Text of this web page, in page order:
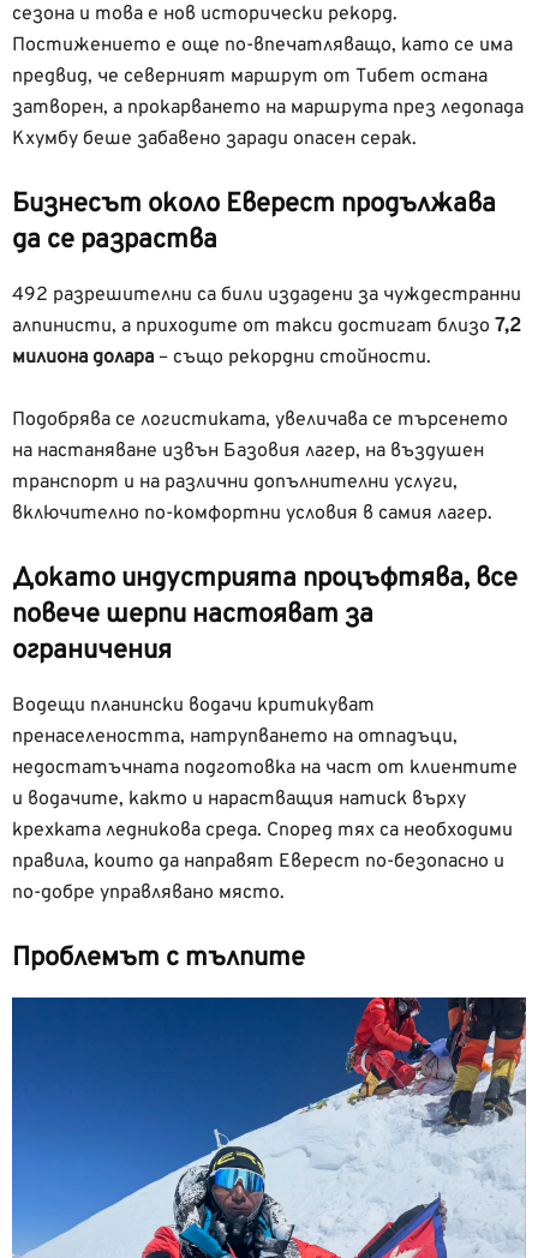
сезона и това е нов исторически рекорд.
Постижението е още по-впечатляващо, като се има
предвид, че северният маршрут от Тибет остана
затворен, а прокарването на маршрута през ледопада
Кхумбу беше забавено заради опасен серак.
Бизнесът около Еверест продължава
да се разраства
492 разрешителни са били издадени за чуждестранни
алпинисти, а приходите от такси достигат близо 7,2
милиона долара – също рекордни стойности.
Подобрява се логистиката, увеличава се търсенето
на настаняване извън Базовия лагер, на въздушен
транспорт и на различни допълнителни услуги,
включително по-комфортни условия в самия лагер.
Докато индустрията процъфтява, все
повече шерпи настояват за
ограничения
Водещи планински водачи критикуват
пренаселеността, натрупването на отпадъци,
недостатъчната подготовка на част от клиентите
и водачите, както и нарастващия натиск върху
крехката ледникова среда. Според тях са необходими
правила, които да направят Еверест по-безопасно и
по-добре управлявано място.
Проблемът с тълпите